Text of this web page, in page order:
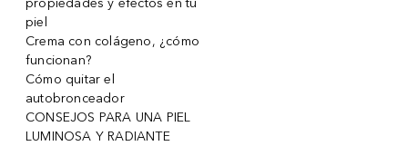
propiedades y efectos en tu
piel
Crema con colágeno, ¿cómo
funcionan?
Cómo quitar el
autobronceador
CONSEJOS PARA UNA PIEL
LUMINOSA Y RADIANTE